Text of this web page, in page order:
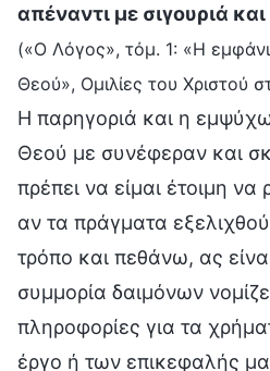
απέναντι με σιγουριά
(«Ο Λόγος», τόμ. 1: «Η
Θεού», Ομιλίες του Χριστού
Η παρηγοριά και η
Θεού με συνέφεραν και
πρέπει να είμαι έτοιμη
αν τα πράγματα
τρόπο και πεθάνω, ας
συμμορία δαιμόνων
πληροφορίες για τα
έργο ή των επικεφαλής